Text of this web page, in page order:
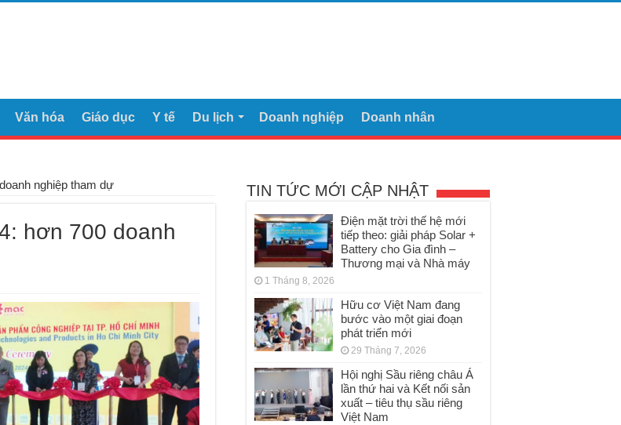
Văn hóa Giáo dục Y tế Du lịch Doanh nghiệp Doanh nhân
nghiệp tham dự
hơn 700 doanh
TIN TỨC MỚI CẬP NHẬT
Điện mặt trời thế hệ mới
tiếp theo: giải pháp Solar +
Battery cho Gia đình –
Thương mại và Nhà máy
1 Tháng 8, 2026
Hữu cơ Việt Nam đang
bước vào một giai đoạn
phát triển mới
29 Tháng 7, 2026
Hội nghị Sầu riêng châu Á
lần thứ hai và Kết nối sản
xuất – tiêu thụ sầu riêng
Việt Nam